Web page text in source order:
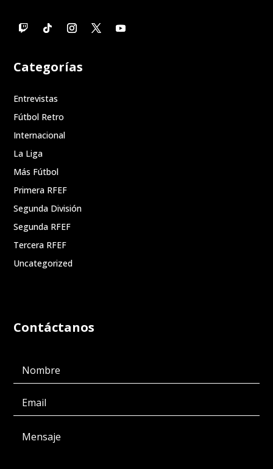
Categorías
Entrevistas
Fútbol Retro
Internacional
La Liga
Más Fútbol
Primera RFEF
Segunda División
Segunda RFEF
Tercera RFEF
Uncategorized
Contáctanos